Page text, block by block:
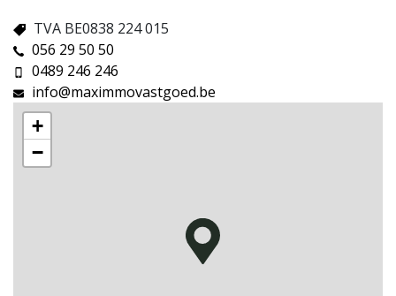
TVA BE0838 224 015
056 29 50 50
0489 246 246
info@maximmovastgoed.be
+
−